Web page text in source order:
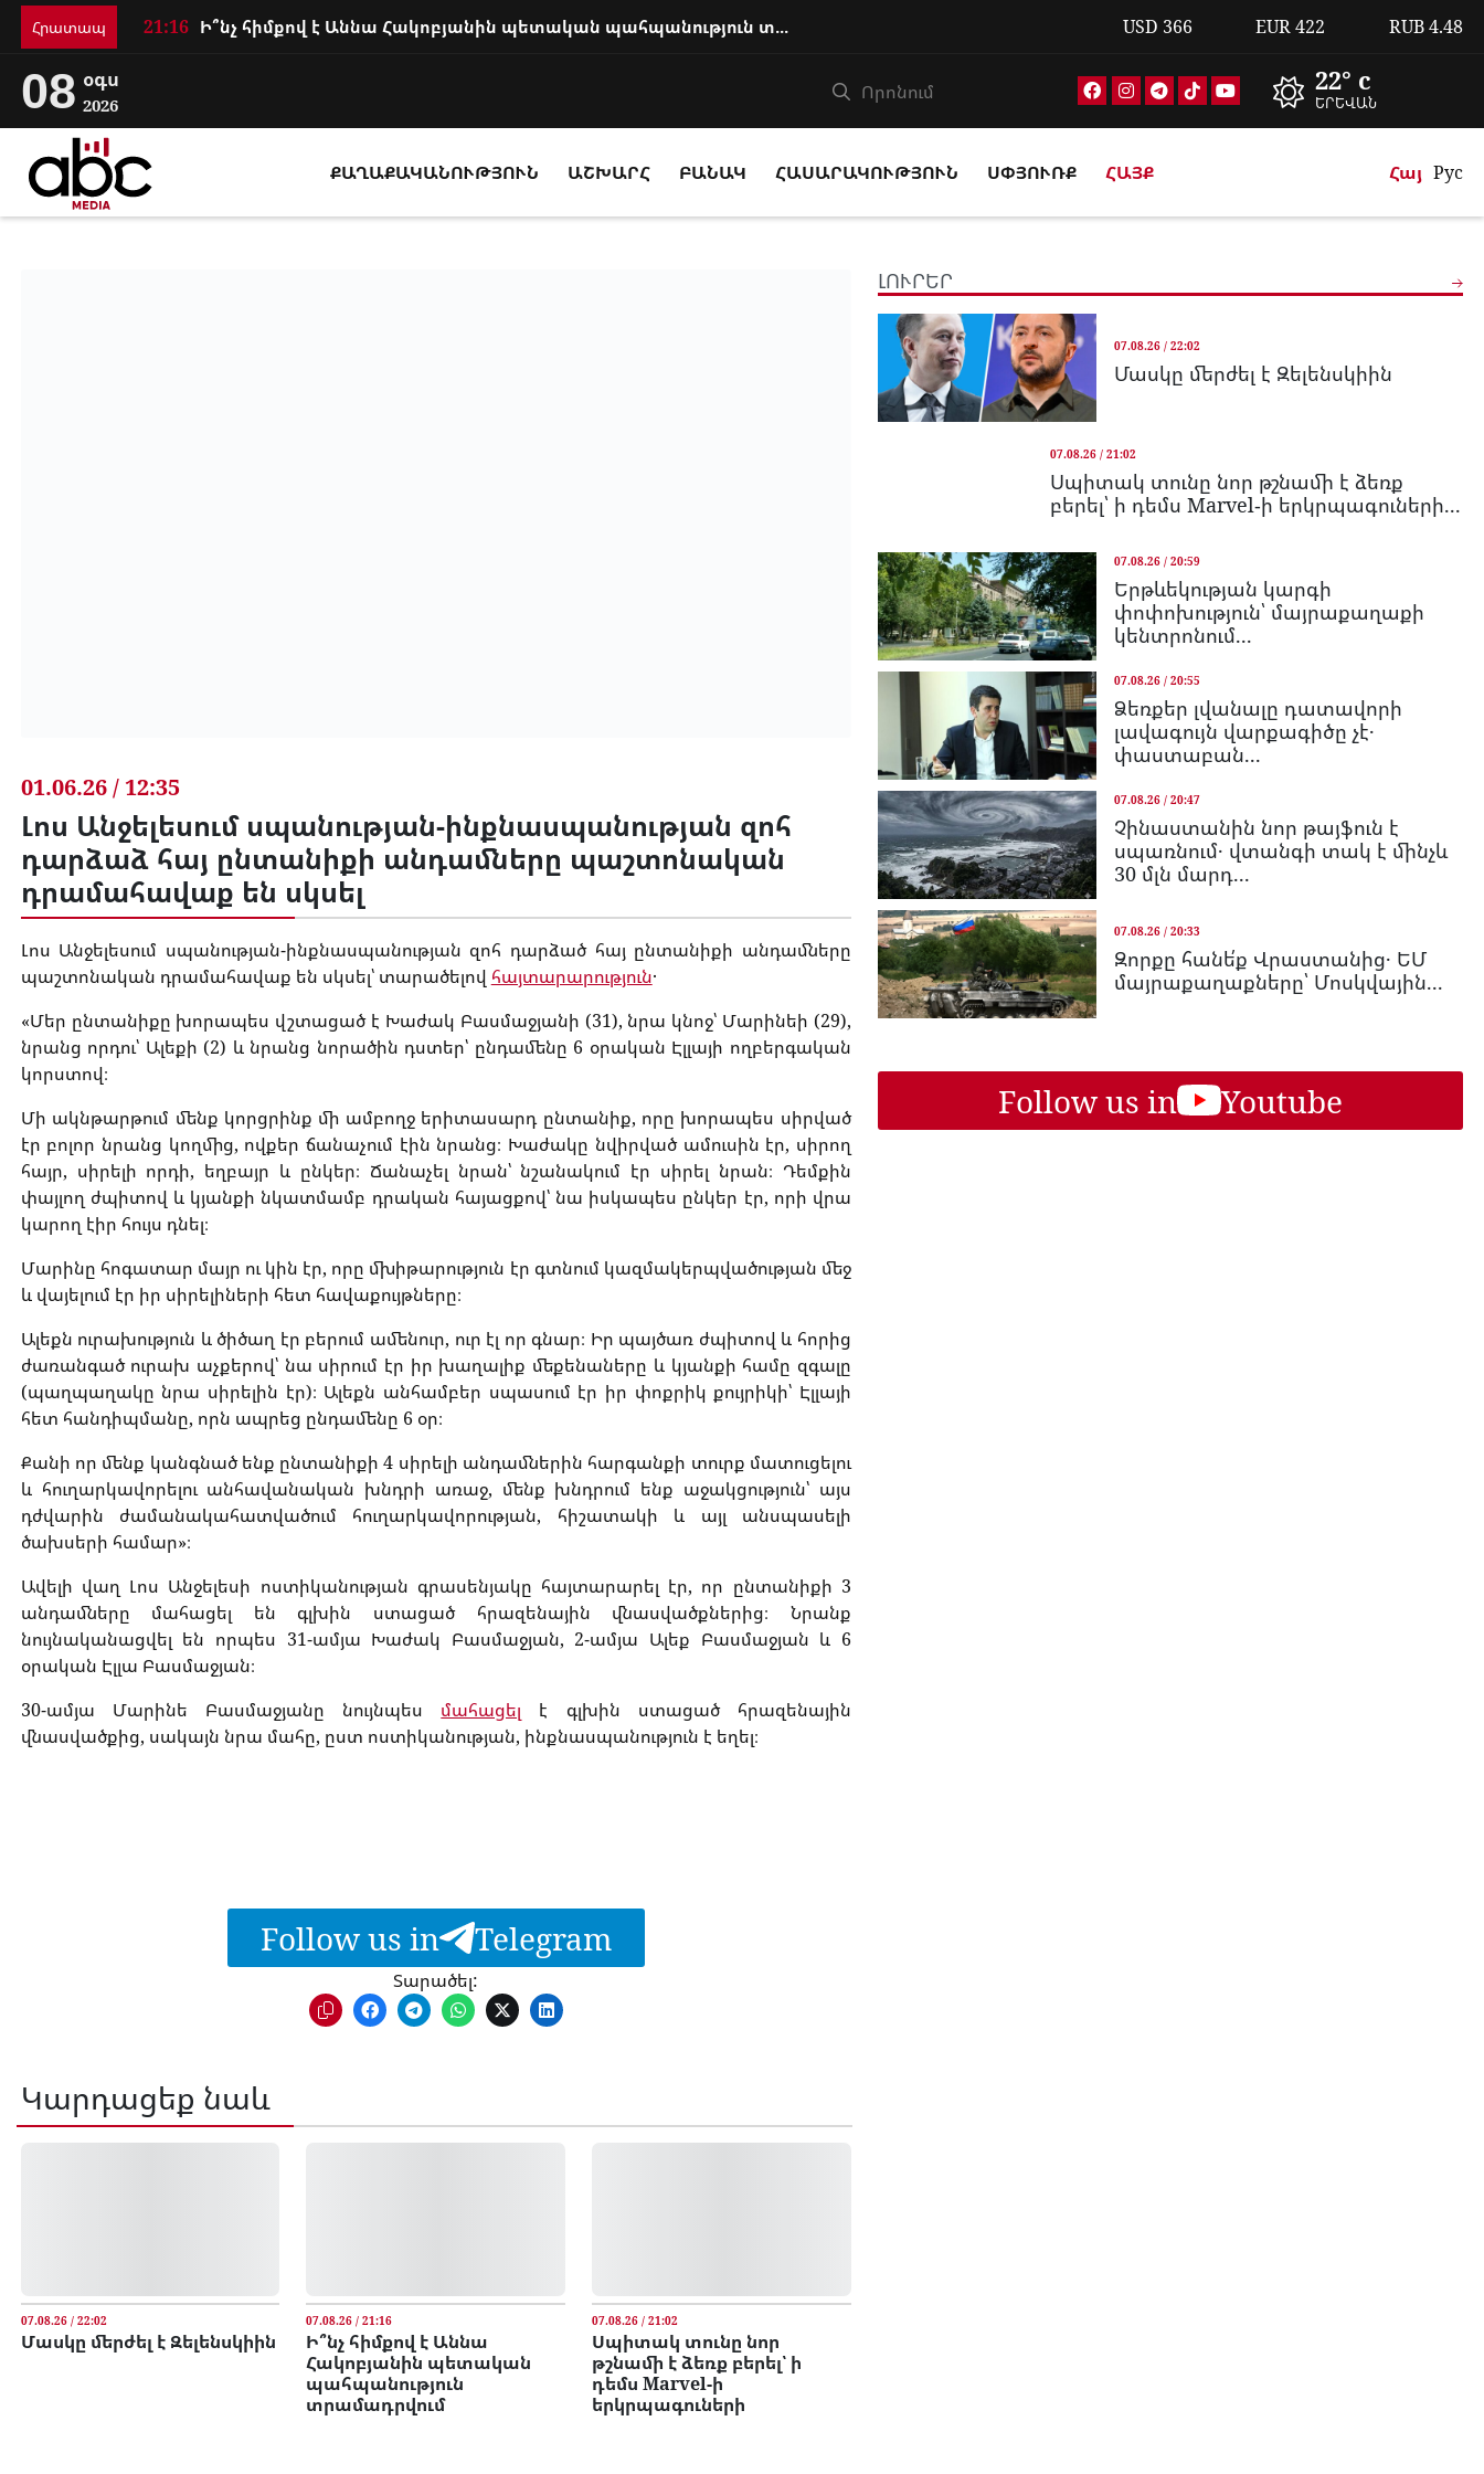
Հրատապ 21:16 Ի՞նչ հիմքով է Աննա Հակոբյանին պետական պահպանություն տրամադրվում USD 366 EUR422 RUB4.48
08 օգս
2026
22° c
ԵՐԵՎԱՆ
ՔԱՂԱՔԱԿԱՆՈՒԹՅՈՒՆ ԱՇԽԱՐՀ ԲԱՆԱԿ ՀԱՍԱՐԱԿՈՒԹՅՈՒՆ ՍՓՅՈՒՌՔ ՀԱՅՔ Հայ Рус
01.06.26 / 12:35
Լոս Անջելեսում սպանության-ինքնասպանության զոհ
դարձաձ հայ ընտանիքի անդամները պաշտոնական
դրամահավաք են սկսել
Լոս Անջելեսում սպանության-ինքնասպանության զոհ դարձած հայ ընտանիքի անդամները
պաշտոնական դրամահավաք են սկսել՝ տարածելով հայտարարություն․
«Մեր ընտանիքը խորապես վշտացած է Խաժակ Բասմաջյանի (31), նրա կնոջ՝ Մարինեի (29),
նրանց որդու՝ Ալեքի (2) և նրանց նորածին դստեր՝ ընդամենը 6 օրական Էլլայի ողբերգական
կորստով։
Մի ակնթարթում մենք կորցրինք մի ամբողջ երիտասարդ ընտանիք, որը խորապես սիրված
էր բոլոր նրանց կողմից, ովքեր ճանաչում էին նրանց։ Խաժակը նվիրված ամուսին էր, սիրող
հայր, սիրելի որդի, եղբայր և ընկեր։ Ճանաչել նրան՝ նշանակում էր սիրել նրան։ Դեմքին
փայլող ժպիտով և կյանքի նկատմամբ դրական հայացքով՝ նա իսկապես ընկեր էր, որի վրա
կարող էիր հույս դնել։
Մարինը հոգատար մայր ու կին էր, որը մխիթարություն էր գտնում կազմակերպվածության մեջ
և վայելում էր իր սիրելիների հետ հավաքույթները։
Ալեքն ուրախություն և ծիծաղ էր բերում ամենուր, ուր էլ որ գնար։ Իր պայծառ ժպիտով և հորից
ժառանգած ուրախ աչքերով՝ նա սիրում էր իր խաղալիք մեքենաները և կյանքի համը զգալը
(պաղպաղակը նրա սիրելին էր)։ Ալեքն անհամբեր սպասում էր իր փոքրիկ քույրիկի՝ Էլլայի
հետ հանդիպմանը, որն ապրեց ընդամենը 6 օր։
Քանի որ մենք կանգնած ենք ընտանիքի 4 սիրելի անդամներին հարգանքի տուրք մատուցելու
և հուղարկավորելու անհավանական խնդրի առաջ, մենք խնդրում ենք աջակցություն՝ այս
դժվարին ժամանակահատվածում հուղարկավորության, հիշատակի և այլ անսպասելի
ծախսերի համար»։
Ավելի վաղ Լոս Անջելեսի ոստիկանության գրասենյակը հայտարարել էր, որ ընտանիքի 3
անդամները մահացել են գլխին ստացած հրազենային վնասվածքներից։ Նրանք
նույնականացվել են որպես 31-ամյա Խաժակ Բասմաջյան, 2-ամյա Ալեք Բասմաջյան և 6
օրական Էլլա Բասմաջյան։
30-ամյա Մարինե Բասմաջյանը նույնպես մահացել է գլխին ստացած հրազենային
վնասվածքից, սակայն նրա մահը, ըստ ոստիկանության, ինքնասպանություն է եղել։
Follow us in Telegram
Տարածել:
Կարդացեք նաև
07.08.26 / 22:02
Մասկը մերժել է Զելենսկիին
07.08.26 / 21:16
Ի՞նչ հիմքով է Աննա
Հակոբյանին պետական
պահպանություն
տրամադրվում
07.08.26 / 21:02
Սպիտակ տունը նոր
թշնամի է ձեռք բերել՝ ի
դեմս Marvel-ի
երկրպագուների
ԼՈՒՐԵՐ
07.08.26 / 22:02
Մասկը մերժել է Զելենսկիին
07.08.26 / 21:02
Սպիտակ տունը նոր թշնամի է ձեռք
բերել՝ ի դեմս Marvel-ի երկրպագուների...
07.08.26 / 20:59
Երթևեկության կարգի
փոփոխություն՝ մայրաքաղաքի
կենտրոնում...
07.08.26 / 20:55
Ձեռքեր լվանալը դատավորի
լավագույն վարքագիծը չէ․
փաստաբան...
07.08.26 / 20:47
Չինաստանին նոր թայֆուն է
սպառնում․ վտանգի տակ է մինչև
30 մլն մարդ...
07.08.26 / 20:33
Զորքը հանե՛ք Վրաստանից․ ԵՄ
մայրաքաղաքները՝ Մոսկվային...
Follow us in Youtube